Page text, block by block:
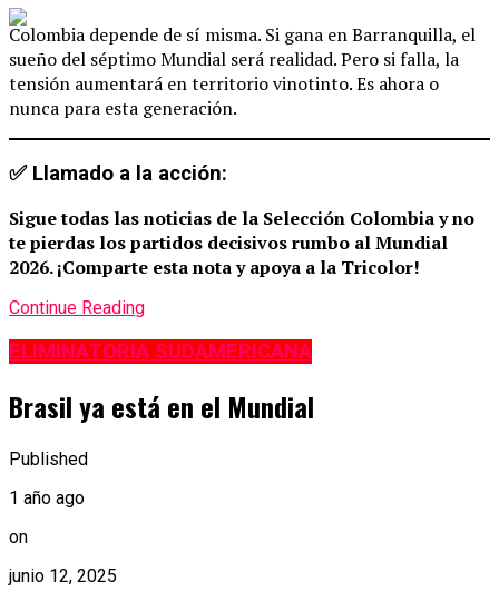
Colombia depende de sí misma. Si gana en Barranquilla, el
sueño del séptimo Mundial será realidad. Pero si falla, la
tensión aumentará en territorio vinotinto. Es ahora o
nunca para esta generación.
✅ Llamado a la acción:
Sigue todas las noticias de la Selección Colombia y no
te pierdas los partidos decisivos rumbo al Mundial
2026. ¡Comparte esta nota y apoya a la Tricolor!
Continue Reading
ELIMINATORIA SUDAMERICANA
Brasil ya está en el Mundial
Published
1 año ago
on
junio 12, 2025